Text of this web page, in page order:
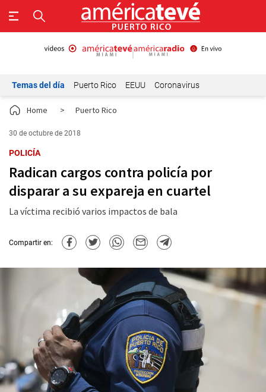
Temas del día Puerto Rico EEUU Coronavirus
Home > Puerto Rico
30 de octubre de 2018
POLICÍA
Radican cargos contra policía por
disparar a su expareja en cuartel
La víctima recibió varios impactos de bala
Compartir en: